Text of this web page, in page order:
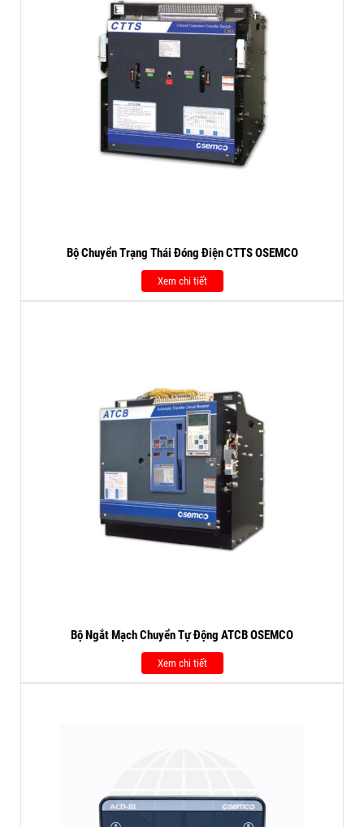
Bộ Chuyển Trạng Thái Đóng Điện CTTS OSEMCO
Xem chi tiết
Bộ Ngắt Mạch Chuyển Tự Động ATCB OSEMCO
Xem chi tiết